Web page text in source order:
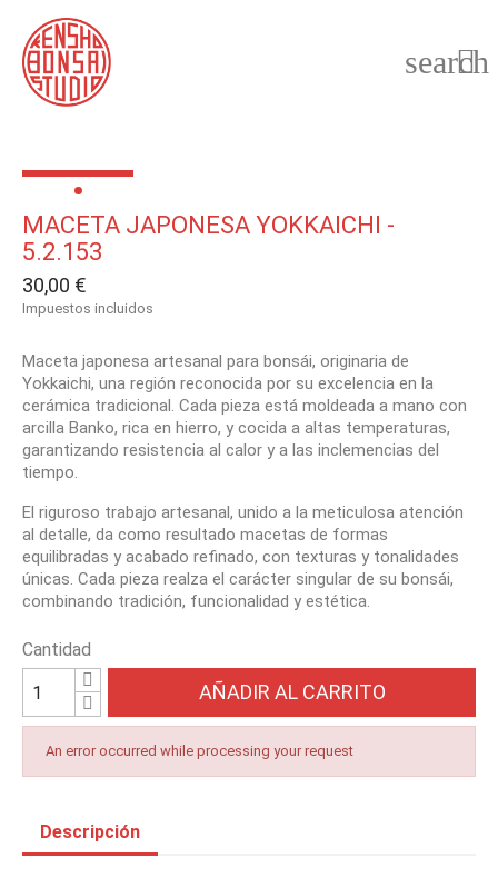

search
MACETA JAPONESA YOKKAICHI -
5.2.153
30,00 €
Impuestos incluidos
Maceta japonesa artesanal para bonsái, originaria de
Yokkaichi, una región reconocida por su excelencia en la
cerámica tradicional. Cada pieza está moldeada a mano con
arcilla Banko, rica en hierro, y cocida a altas temperaturas,
garantizando resistencia al calor y a las inclemencias del
tiempo.
El riguroso trabajo artesanal, unido a la meticulosa atención
al detalle, da como resultado macetas de formas
equilibradas y acabado refinado, con texturas y tonalidades
únicas. Cada pieza realza el carácter singular de su bonsái,
combinando tradición, funcionalidad y estética.
Cantidad
AÑADIR AL CARRITO
An error occurred while processing your request
Descripción